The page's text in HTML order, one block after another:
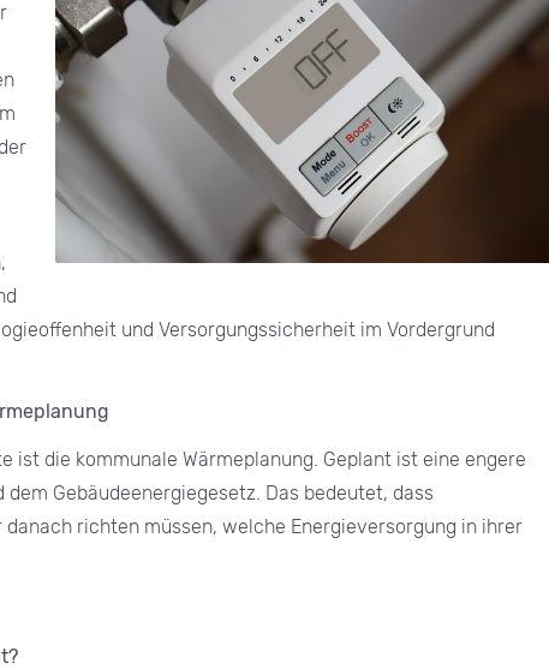
und Versorgungssicherheit im Vordergrund
ist die kommunale Wärmeplanung. Geplant ist eine engere
Gebäudeenergiegesetz. Das bedeutet, dass
richten müssen, welche Energieversorgung in ihrer